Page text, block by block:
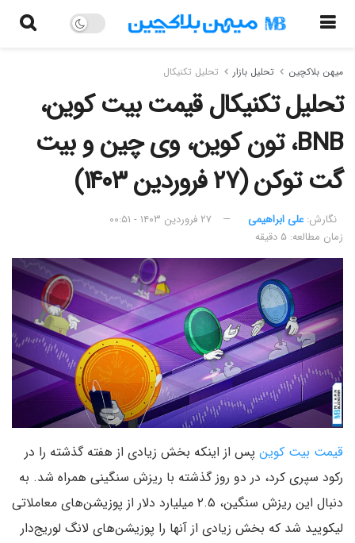
میهن بلاکچین تحلیل بازار تحلیل تکنیکال
تحلیل تکنیکال قیمت بیت کوین،
BNB، تون کوین، وی چین و بیت
گت توکن (۲۷ فروردین ۱۴۰۳)
نگارش:‌ علی ابراهیمی
۲۷ فروردین ۱۴۰۳ - ۰۰:۵۱
زمان مطالعه: ۵ دقیقه
قیمت بیت کوین پس از اینکه بخش زیادی از هفته گذشته را در
رکود سپری کرد، در دو روز گذشته با ریزش سنگینی همراه شد. به
دنبال این ریزش سنگین، ۲.۵ میلیارد دلار از پوزیشن‌های معاملاتی
لیکویید شد که بخش زیادی از آنها را پوزیشن‌های لانگ لوریج‌دار